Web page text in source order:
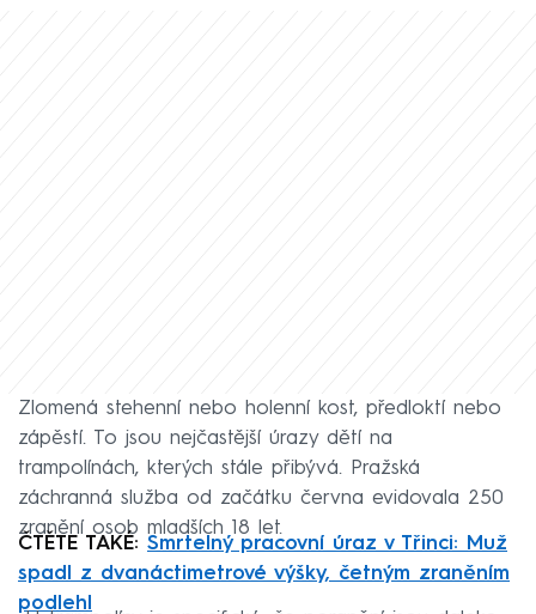
Zlomená stehenní nebo holenní kost, předloktí nebo
zápěstí. To jsou nejčastější úrazy dětí na
trampolínách, kterých stále přibývá. Pražská
záchranná služba od začátku června evidovala 250
zranění osob mladších 18 let.
ČTĚTE TAKÉ: Smrtelný pracovní úraz v Třinci: Muž
spadl z dvanáctimetrové výšky, četným zraněním
podlehl